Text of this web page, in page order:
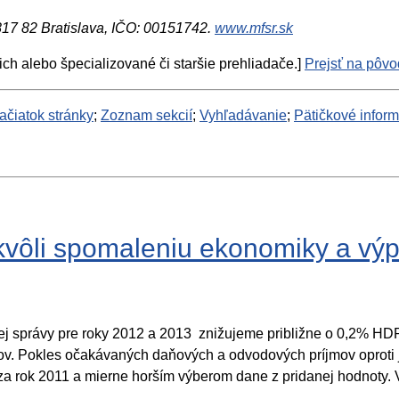
82 Bratislava, IČO: 00151742. www.mfsr.sk
alebo špecializované či staršie prehliadače.] Prejsť na
stránky; Zoznam sekcií; Vyhľadávanie; Pätičkové
spomaleniu ekonomiky a
správy pre roky 2012 a 2013 znižujeme približne o 0,2%
Pokles očakávaných daňových a odvodových príjmov
rok 2011 a mierne horším výberom dane z pridanej